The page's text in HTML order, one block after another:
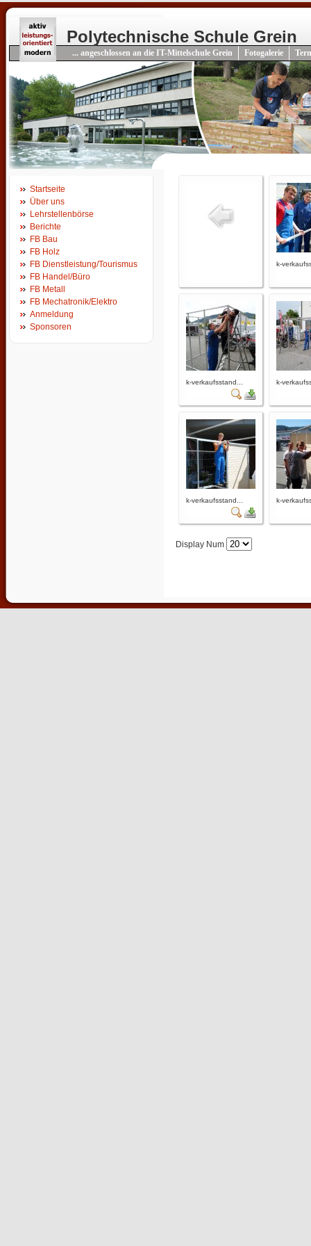
Polytechnische Schule Grein
... angeschlossen an die IT-Mittelschule Grein Fotogalerie
Startseite
Über uns
Lehrstellenbörse
Berichte
FB Bau
FB Holz
FB Dienstleistung/Tourismus
FB Handel/Büro
FB Metall
FB Mechatronik/Elektro
Anmeldung
Sponsoren
k-
k-verkaufsstand... k-
k-verkaufsstand... k-
Display Num